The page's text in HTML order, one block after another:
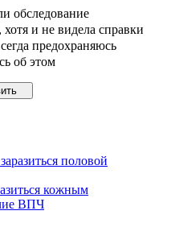
обследование
и не видела справки
предохраняюсь
об этом
половой
кожным
ВПЧ